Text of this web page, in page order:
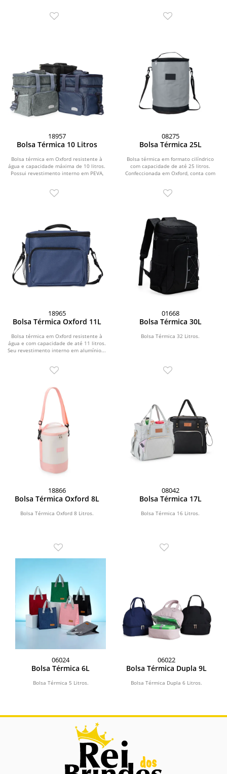
18957
Bolsa Térmica 10 Litros
Bolsa térmica em Oxford resistente à
água e capacidade máxima de 10 litros.
Possui revestimento interno em PEVA,
08275
Bolsa Térmica 25L
Bolsa térmica em formato cilíndrico
com capacidade de até 25 litros.
Confeccionada em Oxford, conta com
18965
Bolsa Térmica Oxford 11L
Bolsa térmica em Oxford resistente à
água e com capacidade de até 11 litros.
Seu revestimento interno em alumínio...
01668
Bolsa Térmica 30L
Bolsa Térmica 32 Litros.
18866
Bolsa Térmica Oxford 8L
Bolsa Térmica Oxford 8 Litros.
08042
Bolsa Térmica 17L
Bolsa Térmica 16 Litros.
06024
Bolsa Térmica 6L
Bolsa Térmica 5 Litros.
06022
Bolsa Térmica Dupla 9L
Bolsa Térmica Dupla 6 Litros.